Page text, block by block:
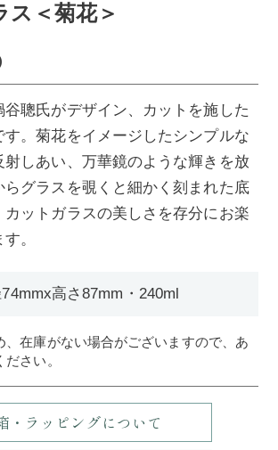
ス＜菊花＞
聰氏がデザイン、カットを施した
す。菊花をイメージしたシンプルな
射しあい、万華鏡のような輝きを放
らグラスを覗くと細かく刻まれた底
カットガラスの美しさを存分にお楽
。
高さ87mm・240ml
、在庫がない場合がございますので、あ
さい。
・ラッピングについて